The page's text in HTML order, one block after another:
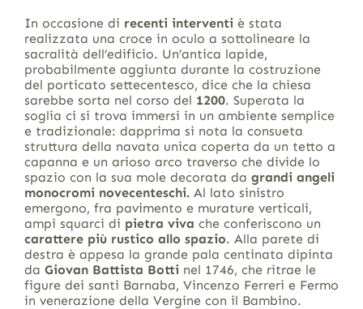
In occasione di recenti interventiè stata
realizzata una croce in oculo a sottolineare la
sacralità dell’edificio. Un’antica lapide,
probabilmente aggiunta durante la costruzione
del porticato settecentesco, dice che la chiesa
sarebbe sorta nel corso del 1200. Superata la
soglia ci si trova immersi in un ambiente semplice
e tradizionale: dapprima si nota la consueta
struttura della navata unica coperta da un tetto a
capanna e un arioso arco traverso che divide lo
spazio con la sua mole decorata da grandi angeli
monocromi novecenteschi.Al lato sinistro
emergono, fra pavimento e murature verticali,
ampi squarci di pietra viva che conferiscono un
carattere più rustico allo spazio. Alla parete di
destra è appesa la grande pala centinata dipinta
da Giovan Battista Bottinel 1746, che ritrae le
figure dei santi Barnaba, Vincenzo Ferreri e Fermo
in venerazione della Vergine con il Bambino.